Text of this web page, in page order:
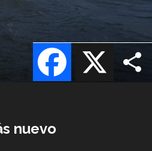
X
Facebook
nuevo